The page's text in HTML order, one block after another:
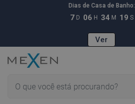
Dias de Casa de Banho:
7 D 06 H 34 M 18 S
Ver